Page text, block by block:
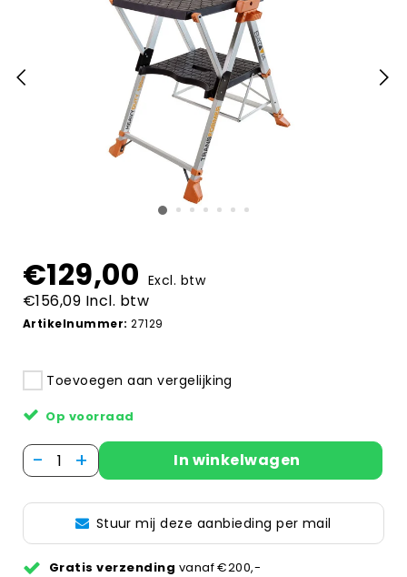
€129,00 Excl. btw
€156,09 Incl. btw
Artikelnummer: 27129
Toevoegen aan vergelijking
Op voorraad
- + In winkelwagen
Stuur mij deze aanbieding per mail
Gratis verzending vanaf €200,-